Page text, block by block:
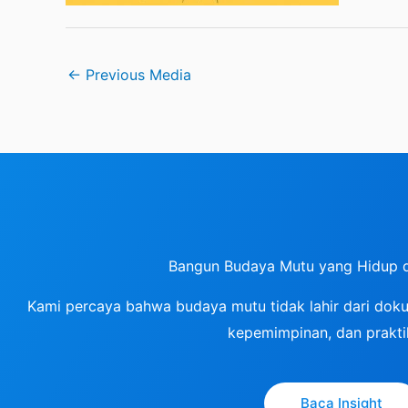
← Previous Media
Bangun Budaya Mutu yang Hidup
Kami percaya bahwa budaya mutu tidak lahir dari
kepemimpinan, dan
Baca Insight